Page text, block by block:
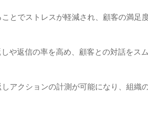
とでストレスが軽減され、顧客の満足
や返信の率を高め、顧客との対話をス
アクションの計測が可能になり、組織